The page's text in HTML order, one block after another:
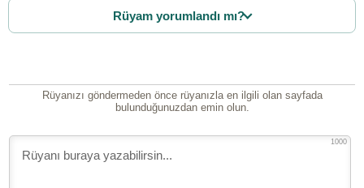
Rüyam yorumlandı mı?
Rüyanızı göndermeden önce rüyanızla en ilgili olan sayfada
bulunduğunuzdan emin olun.
1000